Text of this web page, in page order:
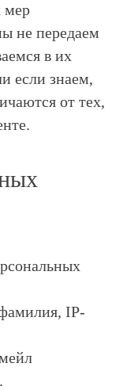
мер
не передаем
в их
если знаем,
от тех,
IP-